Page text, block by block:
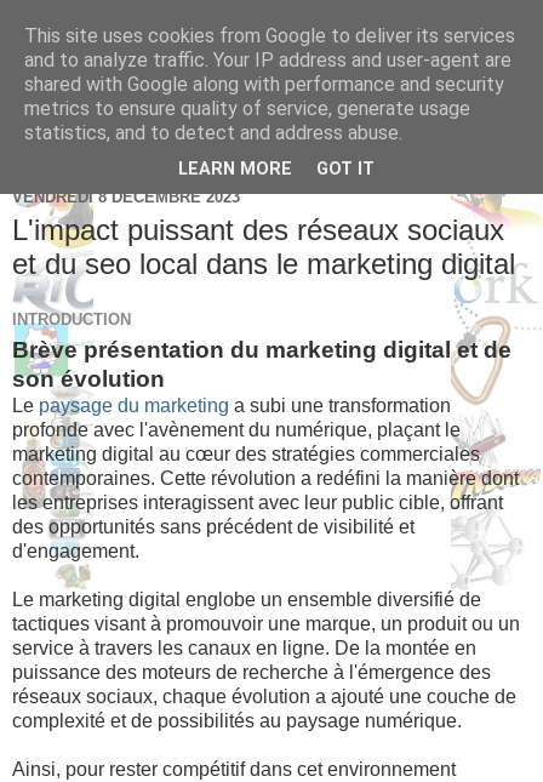
Brice Cornet: serial
entrepreneur hédoniste
VENDREDI 8 DÉCEMBRE 2023
L'impact puissant des réseaux sociaux
et du seo local dans le marketing digital
INTRODUCTION
Brève présentation du marketing digital et de
son évolution
Le paysage du marketing a subi une transformation
profonde avec l'avènement du numérique, plaçant le
marketing digital au cœur des stratégies commerciales
contemporaines. Cette révolution a redéfini la manière dont
les entreprises interagissent avec leur public cible, offrant
des opportunités sans précédent de visibilité et
d'engagement.
Le marketing digital englobe un ensemble diversifié de
tactiques visant à promouvoir une marque, un produit ou un
service à travers les canaux en ligne. De la montée en
puissance des moteurs de recherche à l'émergence des
réseaux sociaux, chaque évolution a ajouté une couche de
complexité et de possibilités au paysage numérique.
Ainsi, pour rester compétitif dans cet environnement
This site uses cookies from Google to deliver its services
and to analyze traffic. Your IP address and user-agent are
shared with Google along with performance and security
metrics to ensure quality of service, generate usage
statistics, and to detect and address abuse.
LEARN MORE GOT IT